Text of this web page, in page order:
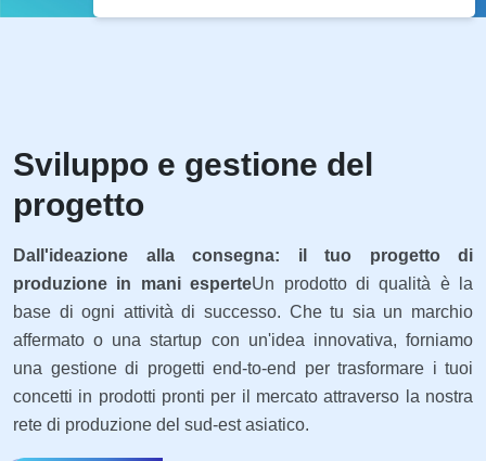
Sviluppo e gestione del
progetto
Dall'ideazione alla consegna: il tuo progetto di
produzione in mani esperteUn prodotto di qualità è la
base di ogni attività di successo. Che tu sia un marchio
affermato o una startup con un'idea innovativa, forniamo
una gestione di progetti end-to-end per trasformare i tuoi
concetti in prodotti pronti per il mercato attraverso la nostra
rete di produzione del sud-est asiatico.